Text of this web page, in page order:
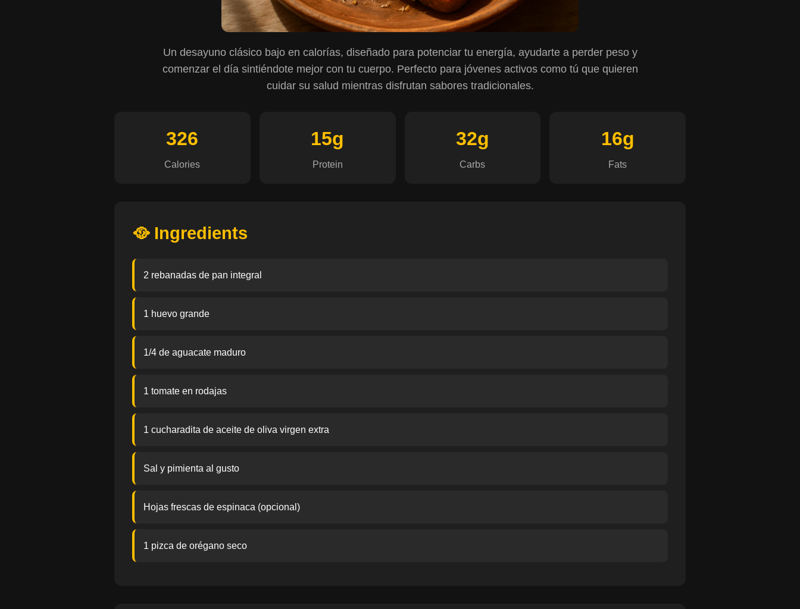
Un desayuno clásico bajo en calorías, diseñado para potenciar tu energía, ayudarte a perder peso y
comenzar el día sintiéndote mejor con tu cuerpo. Perfecto para jóvenes activos como tú que quieren
cuidar su salud mientras disfrutan sabores tradicionales.
326
Calories
15g
Protein
32g
Carbs
16g
Fats
🥘 Ingredients
2 rebanadas de pan integral
1 huevo grande
1/4 de aguacate maduro
1 tomate en rodajas
1 cucharadita de aceite de oliva virgen extra
Sal y pimienta al gusto
Hojas frescas de espinaca (opcional)
1 pizca de orégano seco